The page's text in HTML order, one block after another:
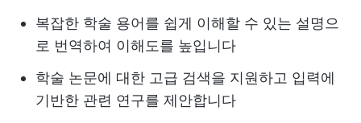
복잡한 학술 용어를 쉽게 이해할 수 있는 설명으
로 번역하여 이해도를 높입니다
학술 논문에 대한 고급 검색을 지원하고 입력에
기반한 관련 연구를 제안합니다